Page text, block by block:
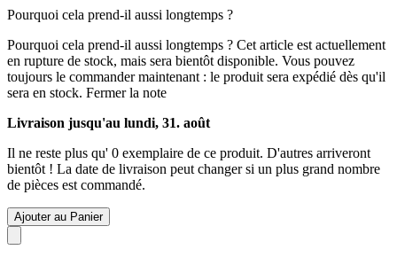
Pourquoi cela prend-il aussi longtemps ?
Pourquoi cela prend-il aussi longtemps ? Cet article est actuellement
en rupture de stock, mais sera bientôt disponible. Vous pouvez
toujours le commander maintenant : le produit sera expédié dès qu'il
sera en stock. Fermer la note
Livraison jusqu'au lundi, 31. août
Il ne reste plus qu' 0 exemplaire de ce produit. D'autres arriveront
bientôt ! La date de livraison peut changer si un plus grand nombre
de pièces est commandé.
Ajouter au Panier